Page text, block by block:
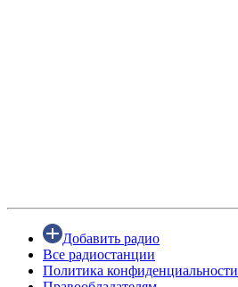
Добавить радио
Все радиостанции
Политика конфиденциальности